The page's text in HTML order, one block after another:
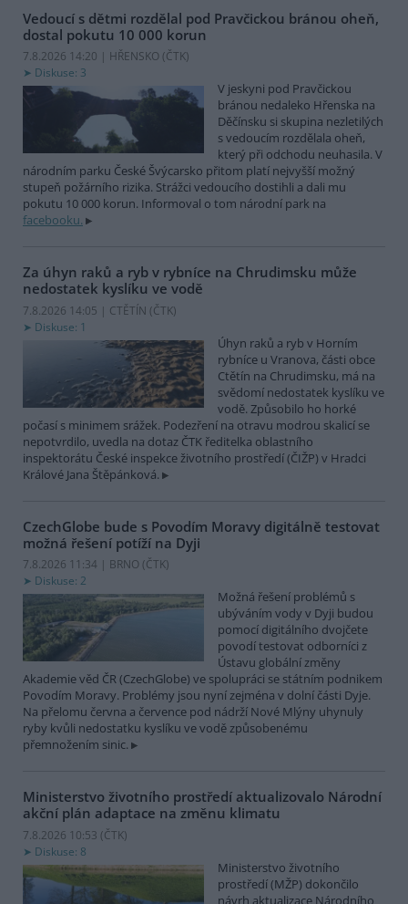
Vedoucí s dětmi rozdělal pod Pravčickou bránou oheň,
dostal pokutu 10 000 korun
7.8.2026 14:20 | HŘENSKO (ČTK)
Diskuse: 3
V jeskyni pod Pravčickou
bránou nedaleko Hřenska na
Děčínsku si skupina nezletilých
s vedoucím rozdělala oheň,
který při odchodu neuhasila. V
národním parku České Švýcarsko přitom platí nejvyšší možný
stupeň požárního rizika. Strážci vedoucího dostihli a dali mu
pokutu 10 000 korun. Informoval o tom národní park na
facebooku.
Za úhyn raků a ryb v rybníce na Chrudimsku může
nedostatek kyslíku ve vodě
7.8.2026 14:05 | CTĚTÍN (ČTK)
Diskuse: 1
Úhyn raků a ryb v Horním
rybníce u Vranova, části obce
Ctětín na Chrudimsku, má na
svědomí nedostatek kyslíku ve
vodě. Způsobilo ho horké
počasí s minimem srážek. Podezření na otravu modrou skalicí se
nepotvrdilo, uvedla na dotaz ČTK ředitelka oblastního
inspektorátu České inspekce životního prostředí (ČIŽP) v Hradci
Králové Jana Štěpánková.
CzechGlobe bude s Povodím Moravy digitálně testovat
možná řešení potíží na Dyji
7.8.2026 11:34 | BRNO (ČTK)
Diskuse: 2
Možná řešení problémů s
ubýváním vody v Dyji budou
pomocí digitálního dvojčete
povodí testovat odborníci z
Ústavu globální změny
Akademie věd ČR (CzechGlobe) ve spolupráci se státním podnikem
Povodím Moravy. Problémy jsou nyní zejména v dolní části Dyje.
Na přelomu června a července pod nádrží Nové Mlýny uhynuly
ryby kvůli nedostatku kyslíku ve vodě způsobenému
přemnožením sinic.
Ministerstvo životního prostředí aktualizovalo Národní
akční plán adaptace na změnu klimatu
7.8.2026 10:53 (ČTK)
Diskuse: 8
Ministerstvo životního
prostředí (MŽP) dokončilo
návrh aktualizace Národního